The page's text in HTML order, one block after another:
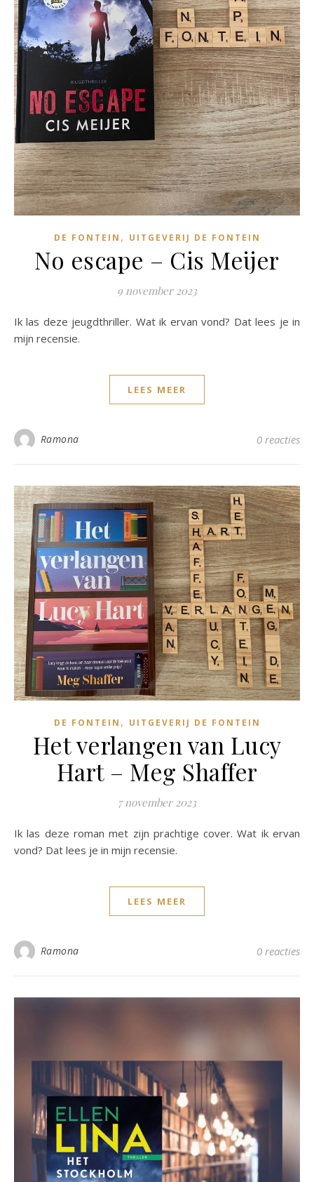
DE FONTEIN , UITGEVERIJ DE FONTEIN
No escape – Cis Meijer
9 november 2023
Ik las deze jeugdthriller. Wat ik ervan vond? Dat lees je in
mijn recensie.
LEES MEER
Ramona 0 reacties
DE FONTEIN , UITGEVERIJ DE FONTEIN
Het verlangen van Lucy
Hart – Meg Shaffer
7 november 2023
Ik las deze roman met zijn prachtige cover. Wat ik ervan
vond? Dat lees je in mijn recensie.
LEES MEER
Ramona 0 reacties